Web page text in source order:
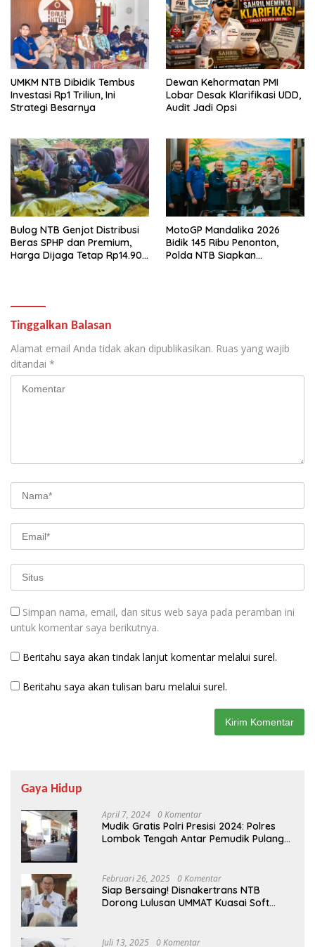
UMKM NTB Dibidik Tembus
Investasi Rp1 Triliun, Ini
Strategi Besarnya
Dewan Kehormatan PMI
Lobar Desak Klarifikasi UDD,
Audit Jadi Opsi
Bulog NTB Genjot Distribusi
Beras SPHP dan Premium,
Harga Dijaga Tetap Rp14.900
MotoGP Mandalika 2026
Bidik 145 Ribu Penonton,
Polda NTB Siapkan
Tinggalkan Balasan
Alamat email Anda tidak akan dipublikasikan. Ruas yang wajib
ditandai *
Simpan nama, email, dan situs web saya pada peramban ini
untuk komentar saya berikutnya.
Beritahu saya akan tindak lanjut komentar melalui surel.
Beritahu saya akan tulisan baru melalui surel.
Gaya Hidup
April 7, 2024 0 Komentar
Mudik Gratis Polri Presisi 2024: Polres
Lombok Tengah Antar Pemudik Pulang
Februari 26, 2025 0 Komentar
Siap Bersaing! Disnakertrans NTB
Dorong Lulusan UMMAT Kuasai Soft
Juli 13, 2025 0 Komentar